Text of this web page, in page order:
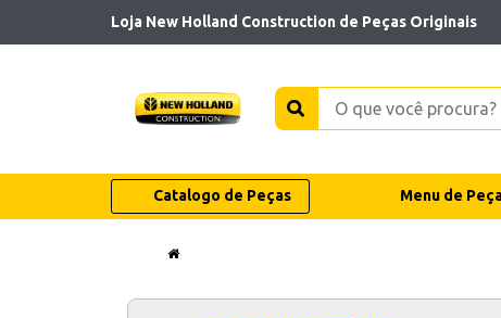
Loja New Holland Construction de Peças Originais
Catalogo de Peças Menu de